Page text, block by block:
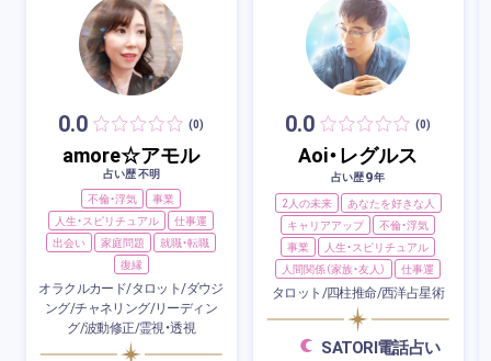
0.0 (0)
amore☆アモル
占い歴 不明
不倫・浮気
事業
人生・スピリチュアル
仕事運
出会い
家庭問題
就職・転職
復縁
オラクルカード/タロット/ダウジ
ング/チャネリング/リーディン
グ/波動修正/霊視・透視
0.0 (0)
Aoi・レグルス
占い歴9年
2人の未来
あなたを好きな人
キャリアアップ
不倫・浮気
事業
人生・スピリチュアル
人間関係（家族・友人）
仕事運
タロット/四柱推命/西洋占星術
SATORI電話占い